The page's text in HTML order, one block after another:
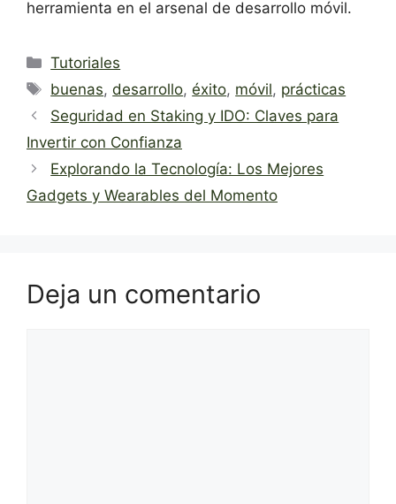
herramienta en el arsenal de desarrollo móvil.
Categorías
Tutoriales
Etiquetas
buenas,desarrollo,éxito, móvil, prácticas
Seguridad en Staking y IDO: Claves para
Invertir con Confianza
Explorando la Tecnología: Los Mejores
Gadgets y Wearables del Momento
Deja un comentario